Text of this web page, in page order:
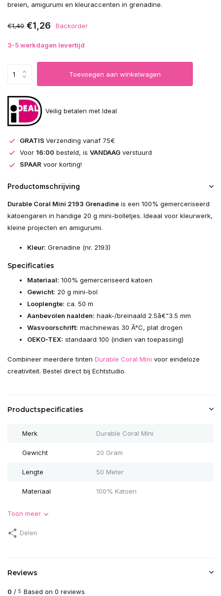
breien, amigurumi en kleuraccenten in grenadine.
€1,40 €1,26 Backorder
3-5 werkdagen levertijd
Toevoegen aan winkelwagen
Veilig betalen met Ideal
GRATIS Verzending vanaf 75€
Voor 16:00 besteld, is VANDAAG verstuurd
SPAAR voor korting!
Productomschrijving
Durable Coral Mini 2193 Grenadine is een 100% gemerceriseerd
katoengaren in handige 20 g mini-bolletjes. Ideaal voor kleurwerk,
kleine projecten en amigurumi.
Kleur: Grenadine (nr. 2193)
Specificaties
Materiaal: 100% gemerceriseerd katoen
Gewicht: 20 g mini-bol
Looplengte: ca. 50 m
Aanbevolen naalden: haak-/breinaald 2.5â€“3.5 mm
Wasvoorschrift: machinewas 30 Â°C, plat drogen
OEKO-TEX: standaard 100 (indien van toepassing)
Combineer meerdere tinten Durable Coral Mini voor eindeloze
creativiteit. Bestel direct bij Echtstudio.
Productspecificaties
Merk Durable Coral Mini
Gewicht 20 Gram
Lengte 50 Meter
Materiaal 100% Katoen
Toon meer
Delen
Reviews
0 / 5 Based on 0 reviews